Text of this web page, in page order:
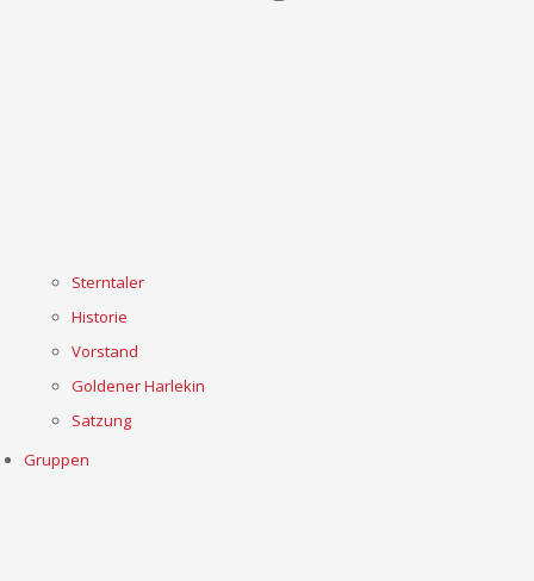
Sterntaler
Historie
Vorstand
Goldener Harlekin
Satzung
Gruppen